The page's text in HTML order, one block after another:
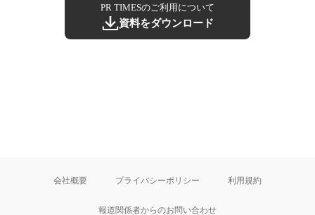
PR TIMESのご利用について
資料をダウンロード
会社概要 プライバシーポリシー 利用規約
報道関係者からのお問い合わせ